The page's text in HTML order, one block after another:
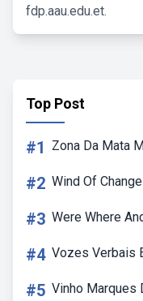
fdp.aau.edu.et.
Top Post
#1 Zona Da Mata
#2 Wind Of
#3 Were Where
#4 Vozes Verbais
#5 Vinho Marques